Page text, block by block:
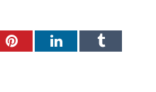
PinterestLinkedInTumblr